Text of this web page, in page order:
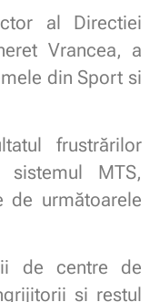
al Directiei
Vrancea, a
din Sport si
frustrărilor
MTS,
de următoarele
de centre de
și restul